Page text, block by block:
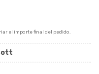
el importe final del pedido.